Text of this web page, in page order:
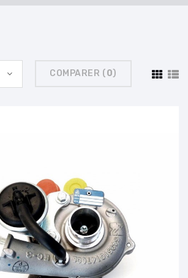
COMPARER (0)